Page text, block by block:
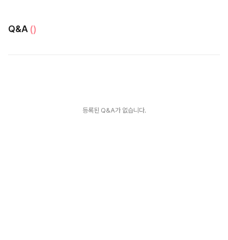
Q&A ()
등록된 Q&A가 없습니다.